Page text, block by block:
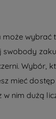
Wybór,
mieć
w nim dużą